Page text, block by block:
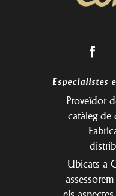
Especialistes
Proveïdor
catàleg de
Ubicats a